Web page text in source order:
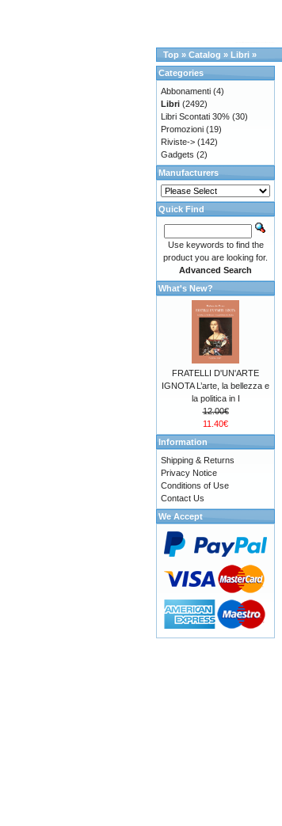
Top » Catalog » Libri »
Categories
Abbonamenti (4)
Libri (2492)
Libri Scontati 30% (30)
Promozioni (19)
Riviste-> (142)
Gadgets (2)
Manufacturers
Quick Find
Use keywords to find the
product you are looking for.
Advanced Search
What's New?
FRATELLI D'UN'ARTE
IGNOTA L’arte, la bellezza e
la politica in I
12.00€
11.40€
Information
Shipping & Returns
Privacy Notice
Conditions of Use
Contact Us
We Accept